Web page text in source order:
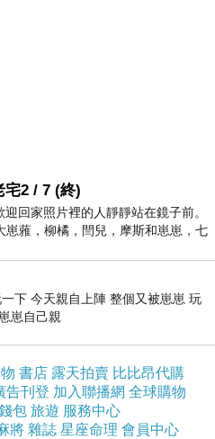
2 / 7 (終)
回家照片裡的人靜靜站在鏡子前。
崽蕥，柳橘，閆兒，摩斯和崽崽，七
站在鏡框之外，如同
下 今天親自上陣 整個又被崽崽 玩
崽自己親
書店 露天拍賣 比比昂代購
告刊登 加入聯播網 全球購物
包 旅遊 服務中心
將 雜誌 星座命理 會員中心